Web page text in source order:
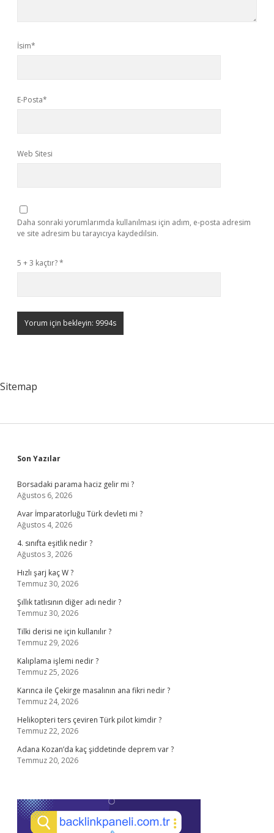
İsim*
E-Posta*
Web Sitesi
Daha sonraki yorumlarımda kullanılması için adım, e-posta adresim
ve site adresim bu tarayıcıya kaydedilsin.
5 + 3 kaçtır?*
Sitemap
Sidebar
Son Yazılar
Borsadaki parama haciz gelir mi ?
Ağustos 6, 2026
Avar İmparatorluğu Türk devleti mi ?
Ağustos 4, 2026
4. sınıfta eşitlik nedir ?
Ağustos 3, 2026
Hızlı şarj kaç W ?
Temmuz 30, 2026
Şıllık tatlısının diğer adı nedir ?
Temmuz 30, 2026
Tilki derisi ne için kullanılır ?
Temmuz 29, 2026
Kalıplama işlemi nedir ?
Temmuz 25, 2026
Karınca ile Çekirge masalının ana fikri nedir ?
Temmuz 24, 2026
Helikopteri ters çeviren Türk pilot kimdir ?
Temmuz 22, 2026
Adana Kozan’da kaç şiddetinde deprem var ?
Temmuz 20, 2026